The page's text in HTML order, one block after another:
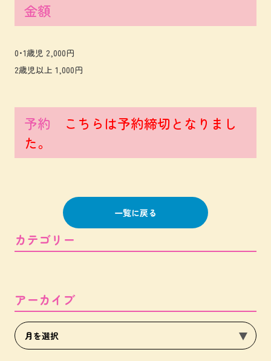
金額
0･1歳児 2,000円
2歳児以上 1,000円
予約
こちらは予約締切となりまし
た。
一覧に戻る
カテゴリー
アーカイブ